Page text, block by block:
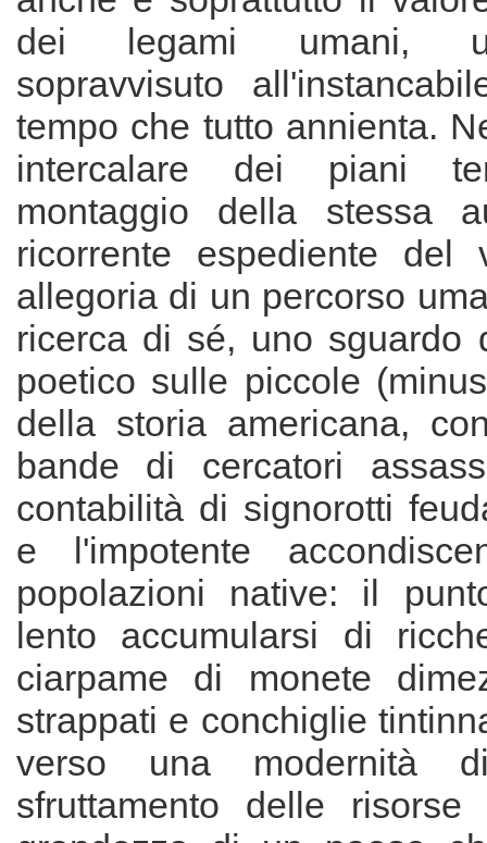
dei legami umani,
sopravvisuto
tempo che tutto annienta.
intercalare dei piani
montaggio della stessa
ricorrente espediente del
allegoria di un percorso
ricerca di sé, uno sguardo
poetico sulle piccole
della storia americana,
bande di cercatori
contabilità di signorotti
e l'impotente
popolazioni native: il
lento accumularsi di
ciarpame di monete
strappati e conchiglie
verso una modernità
sfruttamento delle